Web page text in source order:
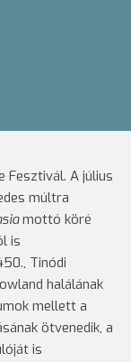
Fesztivál. A július
múltra
mottó köré
is
Tinódi
halálának
mellett a
ötvenedik, a
is